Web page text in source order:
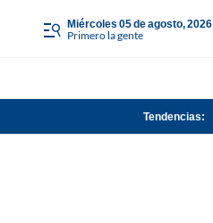
miércoles 05 de agosto, 2026
Primero la gente
Tendencias: